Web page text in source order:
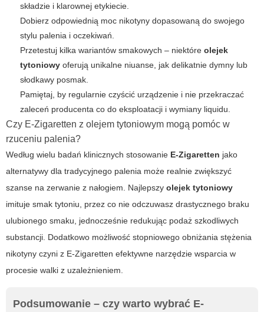
składzie i klarownej etykiecie.
Dobierz odpowiednią moc nikotyny dopasowaną do swojego
stylu palenia i oczekiwań.
Przetestuj kilka wariantów smakowych – niektóre olejek
tytoniowy oferują unikalne niuanse, jak delikatnie dymny lub
słodkawy posmak.
Pamiętaj, by regularnie czyścić urządzenie i nie przekraczać
zaleceń producenta co do eksploatacji i wymiany liquidu.
Czy E-Zigaretten z olejem tytoniowym mogą pomóc w
rzuceniu palenia?
Według wielu badań klinicznych stosowanie E-Zigaretten jako
alternatywy dla tradycyjnego palenia może realnie zwiększyć
szanse na zerwanie z nałogiem. Najlepszy olejek tytoniowy
imituje smak tytoniu, przez co nie odczuwasz drastycznego braku
ulubionego smaku, jednocześnie redukując podaż szkodliwych
substancji. Dodatkowo możliwość stopniowego obniżania stężenia
nikotyny czyni z E-Zigaretten efektywne narzędzie wsparcia w
procesie walki z uzależnieniem.
Podsumowanie – czy warto wybrać E-